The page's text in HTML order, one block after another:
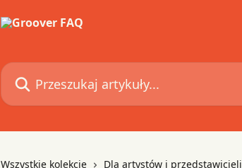
Przeszukaj artykuły...
Wszystkie kolekcje Dla artystów i przedstawicieli